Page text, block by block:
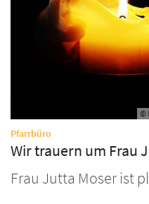
©
Pfarrbüro
Wir trauern um Frau
Frau Jutta Moser ist